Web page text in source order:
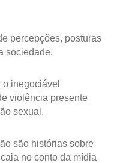
percepções, posturas
sociedade.
inegociável
violência presente
sexual.
são histórias sobre
no conto da mídia